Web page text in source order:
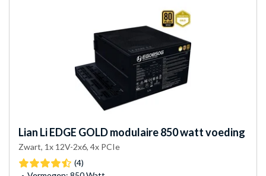
Lian LiEDGE GOLD modulaire 850 watt voeding
Zwart, 1x 12V-2x6, 4x PCIe
(4)